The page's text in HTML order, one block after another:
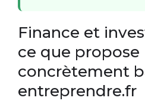
Finance et
ce que propose
concrètement
entreprendre.fr